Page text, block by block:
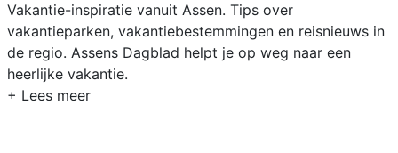
Vakantie-inspiratie vanuit Assen. Tips over
vakantieparken, vakantiebestemmingen en reisnieuws in
de regio. Assens Dagblad helpt je op weg naar een
heerlijke vakantie.